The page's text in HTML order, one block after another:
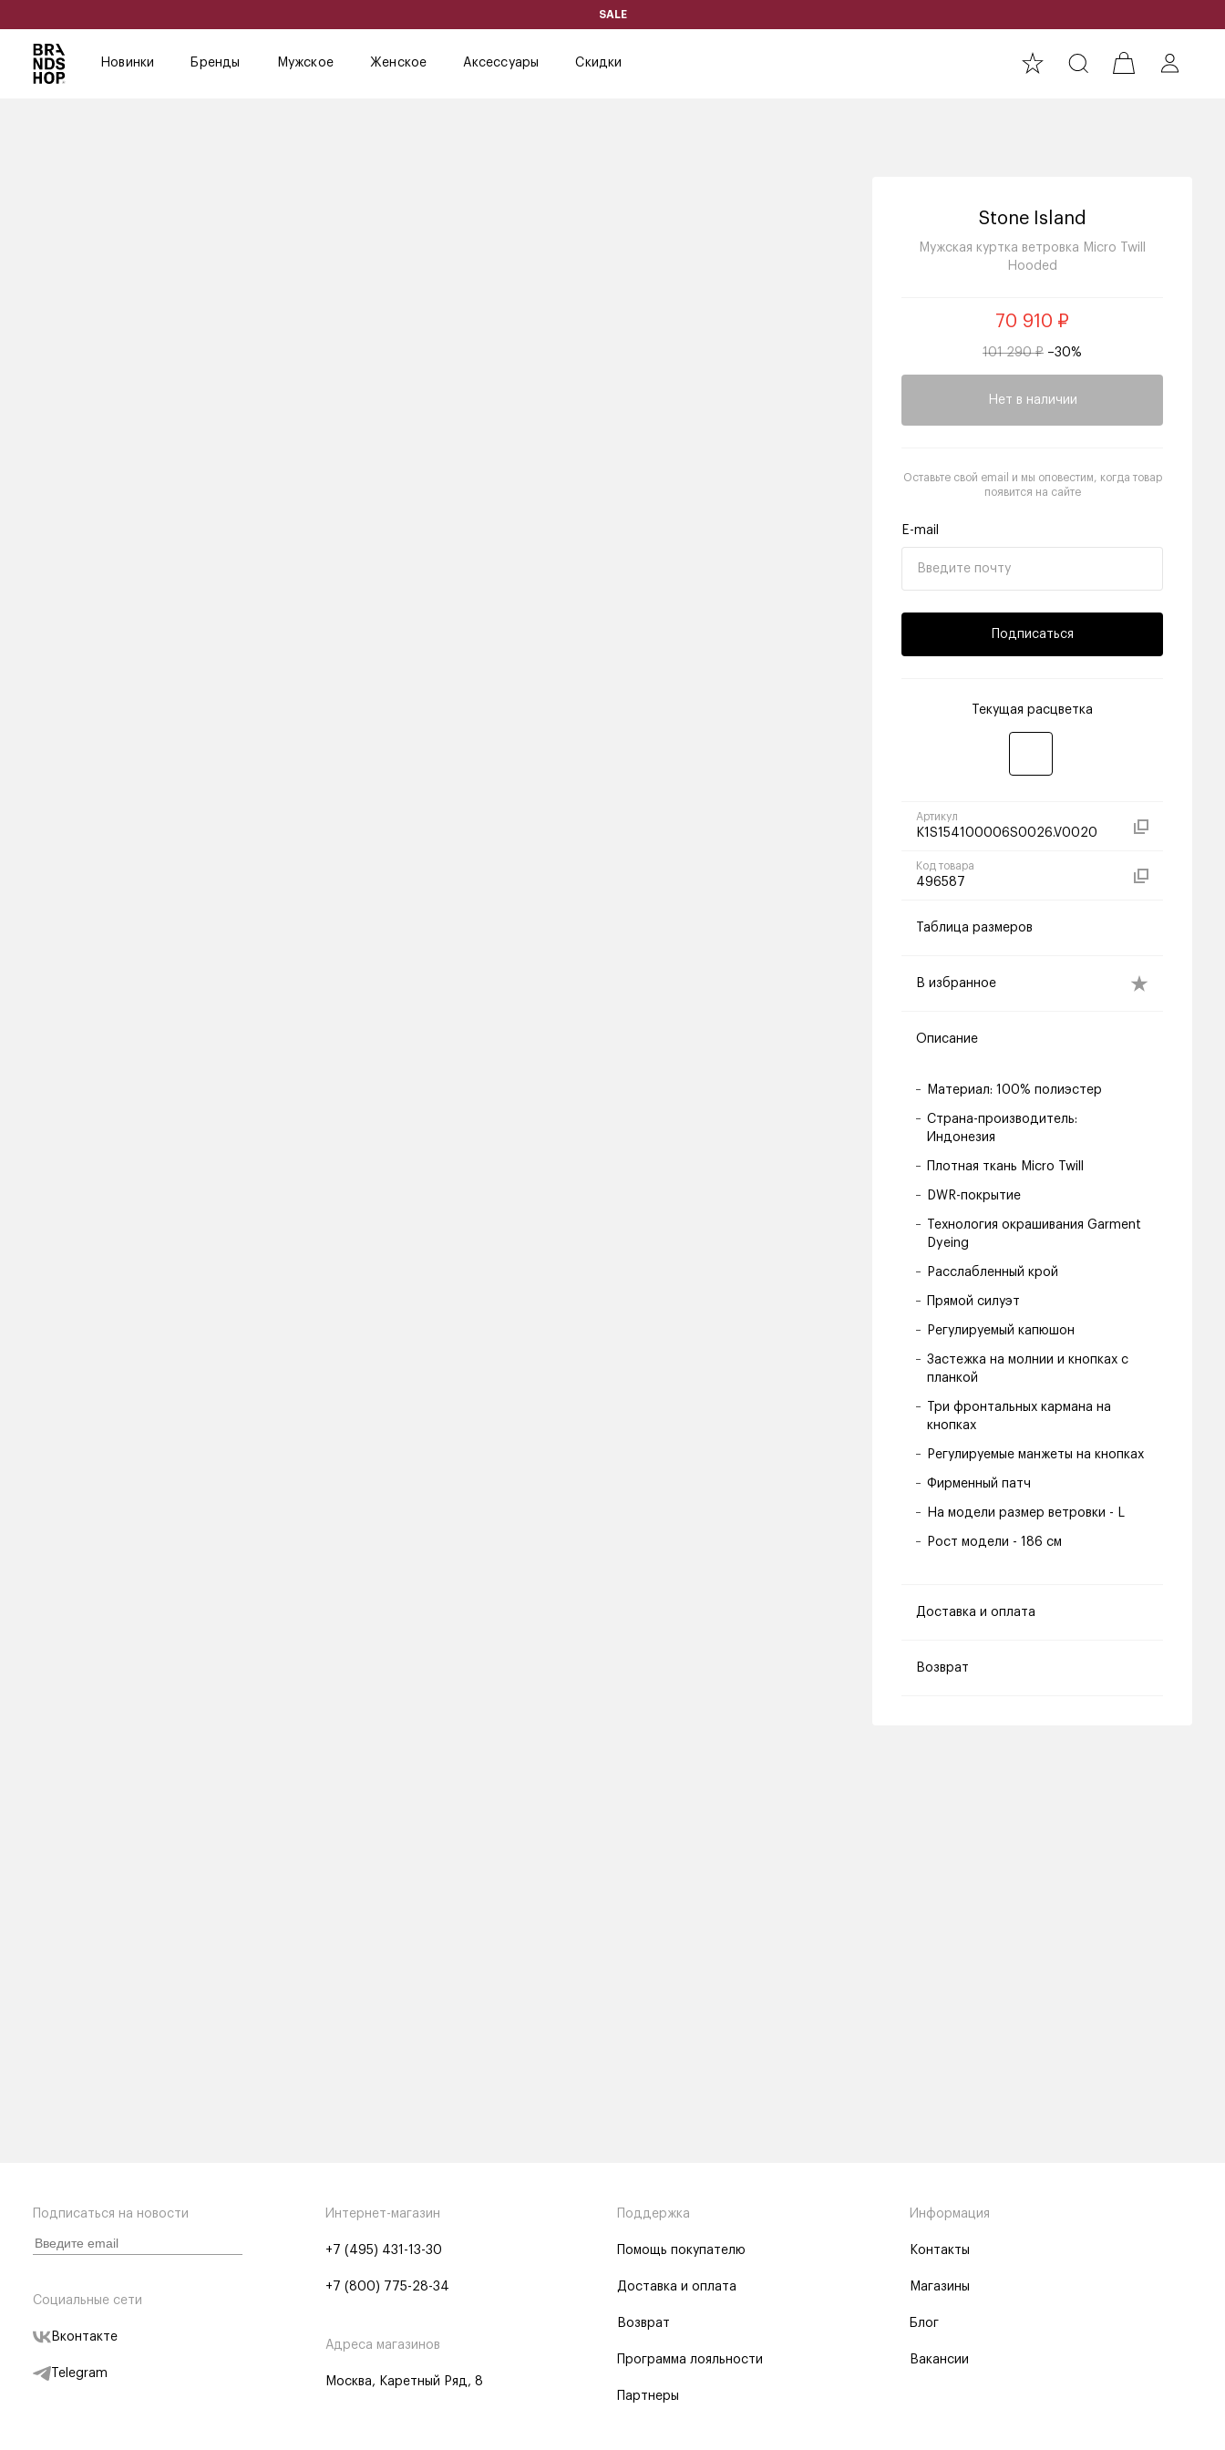
SALE
Новинки Бренды Мужское Женское Аксессуары Скидки
Stone Island
Мужская куртка ветровка Micro Twill
Hooded
70 910 ₽
101 290 ₽ –30%
Нет в наличии
Оставьте свой email и мы оповестим, когда товар
появится на сайте
E-mail
Подписаться
Текущая расцветка
Артикул
K1S154100006S0026.V0020
Код товара
496587
Таблица размеров
В избранное
Описание
Материал: 100% полиэстер
Страна-производитель:
Индонезия
Плотная ткань Micro Twill
DWR-покрытие
Технология окрашивания Garment
Dyeing
Расслабленный крой
Прямой силуэт
Регулируемый капюшон
Застежка на молнии и кнопках с
планкой
Три фронтальных кармана на
кнопках
Регулируемые манжеты на кнопках
Фирменный патч
На модели размер ветровки - L
Рост модели - 186 см
Доставка и оплата
Возврат
Подписаться на новости
Социальные сети
Вконтакте
Telegram
Интернет-магазин
+7 (495) 431-13-30
+7 (800) 775-28-34
Адреса магазинов
Москва, Каретный Ряд, 8
Поддержка
Помощь покупателю
Доставка и оплата
Возврат
Программа лояльности
Партнеры
Информация
Контакты
Магазины
Блог
Вакансии